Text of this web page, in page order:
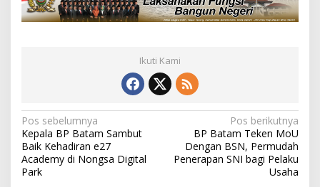
Ikuti Kami
N
a
v
Pos sebelumnya
Kepala BP Batam Sambut
Baik Kehadiran e27
Academy di Nongsa Digital
Park
Pos berikutnya
BP Batam Teken MoU
Dengan BSN, Permudah
Penerapan SNI bagi Pelaku
Usaha